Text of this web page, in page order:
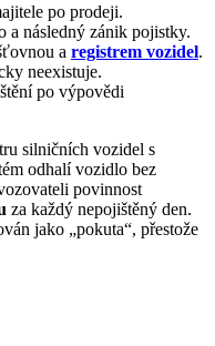
po prodeji.
a následný zánik pojistky.
a registrem vozidel.
neexistuje.
po výpovědi
silničních vozidel s
odhalí vozidlo bez
povinnost
za každý nepojištěný den.
jako „pokuta“, přestože